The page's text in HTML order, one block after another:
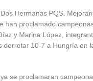
Hermanas PQS.
han proclamado
y Marina López,
10-7 a Hungría en
se proclamaran